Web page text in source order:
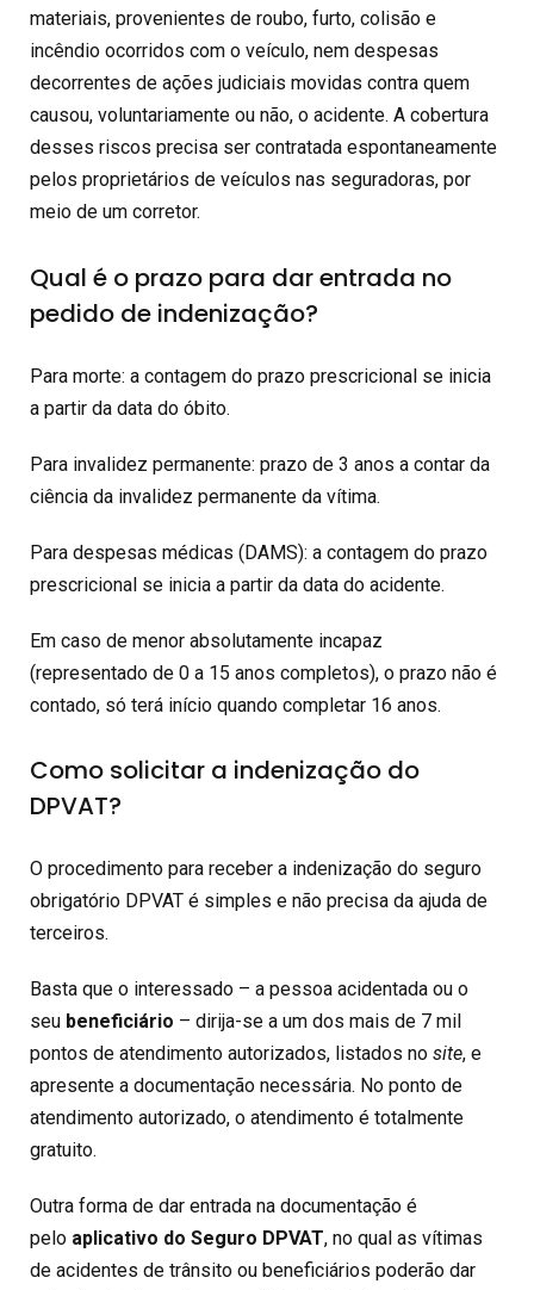
materiais, provenientes de roubo, furto, colisão e
incêndio ocorridos com o veículo, nem despesas
decorrentes de ações judiciais movidas contra quem
causou, voluntariamente ou não, o acidente. A cobertura
desses riscos precisa ser contratada espontaneamente
pelos proprietários de veículos nas seguradoras, por
meio de um corretor.
Qual é o prazo para dar entrada no
pedido de indenização?
Para morte: a contagem do prazo prescricional se inicia
a partir da data do óbito.
Para invalidez permanente: prazo de 3 anos a contar da
ciência da invalidez permanente da vítima.
Para despesas médicas (DAMS): a contagem do prazo
prescricional se inicia a partir da data do acidente.
Em caso de menor absolutamente incapaz
(representado de 0 a 15 anos completos), o prazo não é
contado, só terá início quando completar 16 anos.
Como solicitar a indenização do
DPVAT?
O procedimento para receber a indenização do seguro
obrigatório DPVAT é simples e não precisa da ajuda de
terceiros.
Basta que o interessado – a pessoa acidentada ou o
seu beneficiário – dirija-se a um dos mais de 7 mil
pontos de atendimento autorizados, listados no site, e
apresente a documentação necessária. No ponto de
atendimento autorizado, o atendimento é totalmente
gratuito.
Outra forma de dar entrada na documentação é
pelo aplicativo do Seguro DPVAT, no qual as vítimas
de acidentes de trânsito ou beneficiários poderão dar